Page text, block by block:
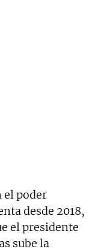
el poder
desde 2018,
el presidente
sube la